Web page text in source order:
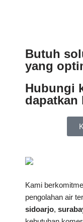
Butuh
yang
Hubungi
dapatkan
Kami
pengolahan air
sidoarjo,